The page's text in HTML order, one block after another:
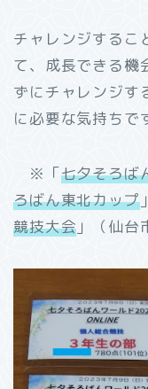
チャレンジするこ
て、成長できる機
ずにチャレンジす
に必要な気持ちで
※「七夕そろば
ろばん東北カップ
競技大会 」（仙台